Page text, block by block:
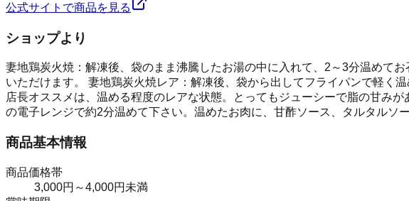
公式サイトで商品を見る
ショップより
妻地鶏炭火焼：解凍後、袋のまま沸騰したお湯の中に入れて、2～3分温めて
いただけます。 妻地鶏炭火焼レア：解凍後、袋から出してフライパンで軽く
店長オススメは、温める程度のレアな状態。とってもジューシーで脂の甘み
の電子レンジで約2分温めて下さい。温めたお肉に、甘酢ソース、タルタルソ
商品基本情報
商品価格帯
3,000円～4,000円未満